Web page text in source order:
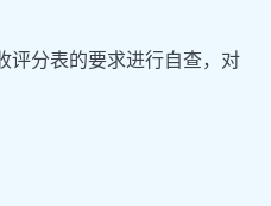
评分表的要求进行自查，对